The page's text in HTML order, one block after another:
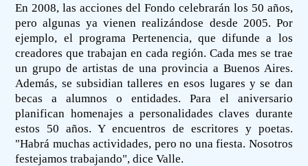
En 2008, las acciones del Fondo celebrarán los 50 años,
pero algunas ya vienen realizándose desde 2005. Por
ejemplo, el programa Pertenencia, que difunde a los
creadores que trabajan en cada región. Cada mes se trae
un grupo de artistas de una provincia a Buenos Aires.
Además, se subsidian talleres en esos lugares y se dan
becas a alumnos o entidades. Para el aniversario
planifican homenajes a personalidades claves durante
estos 50 años. Y encuentros de escritores y poetas.
"Habrá muchas actividades, pero no una fiesta. Nosotros
festejamos trabajando", dice Valle.